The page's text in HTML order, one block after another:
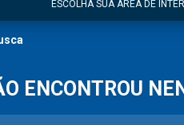
ESCOLHA SUA ÁREA DE
ENCONTROU